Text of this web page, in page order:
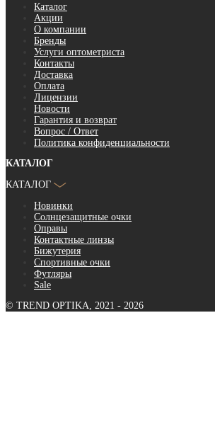
Каталог
Акции
О компании
Бренды
Услуги оптометриста
Контакты
Доставка
Оплата
Лицензии
Новости
Гарантия и возврат
Вопрос / Ответ
Политика конфиденциальности
КАТАЛОГ
КАТАЛОГ
Новинки
Солнцезащитные очки
Оправы
Контактные линзы
Бижутерия
Спортивные очки
Футляры
Sale
© TREND OPTIKA, 2021 - 2026